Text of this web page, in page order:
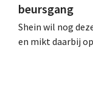
beursgang
Shein wil nog
en mikt daarbij